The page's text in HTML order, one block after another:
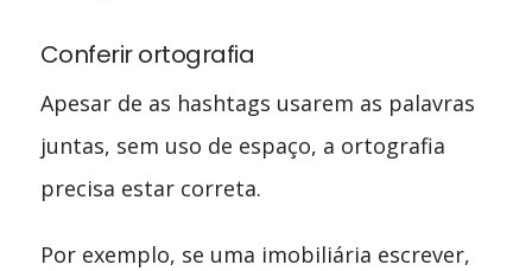
Conferir ortografia
Apesar de as hashtags usarem as palavras
juntas, sem uso de espaço, a ortografia
precisa estar correta.
Por exemplo, se uma imobiliária escrever,